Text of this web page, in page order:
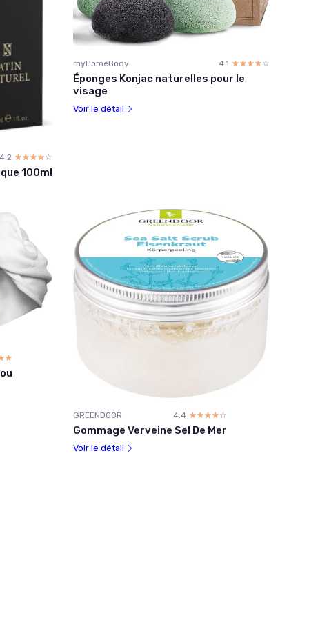
4.2 ☆☆☆☆☆
★★★★★
100ml
myHomeBody 4.1 ☆☆☆☆☆
★★★★★
Éponges Konjac naturelles pour le
visage
Voir le détail
GREENDOOR 4.4 ☆☆☆☆☆
★★★★★
Gommage Verveine Sel De Mer
Voir le détail